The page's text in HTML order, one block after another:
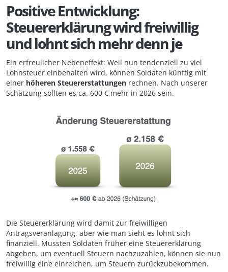
Positive Entwicklung:
Steuererklärung wird freiwillig
und lohnt sich mehr denn je
Ein erfreulicher Nebeneffekt: Weil nun tendenziell zu viel
Lohnsteuer einbehalten wird, können Soldaten künftig mit
einer höheren Steuererstattungen rechnen. Nach unserer
Schätzung sollten es ca. 600 € mehr in 2026 sein.
Die Steuererklärung wird damit zur freiwilligen
Antragsveranlagung, aber wie man sieht es lohnt sich
finanziell. Mussten Soldaten früher eine Steuererklärung
abgeben, um eventuell Steuern nachzuzahlen, können sie nun
freiwillig eine einreichen, um Steuern zurückzubekommen.